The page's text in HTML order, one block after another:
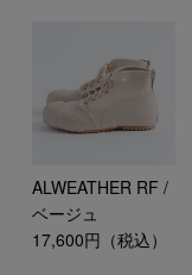
ALWEATHER RF /
ベージュ
17,600円（税込）